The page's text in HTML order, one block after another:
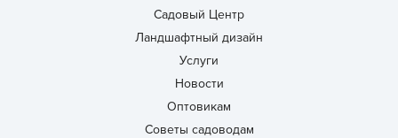
Садовый Центр
Ландшафтный дизайн
Услуги
Новости
Оптовикам
Советы садоводам